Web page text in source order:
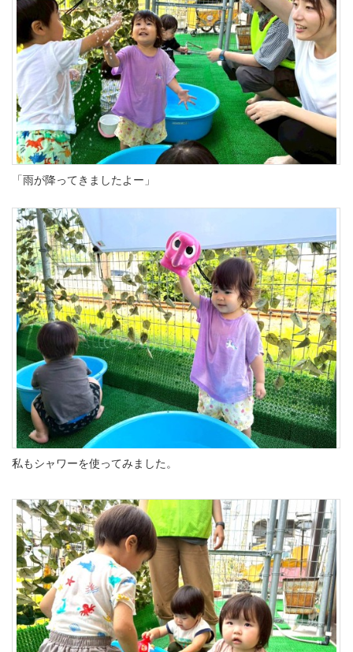
「雨が降ってきましたよー」
私もシャワーを使ってみました。